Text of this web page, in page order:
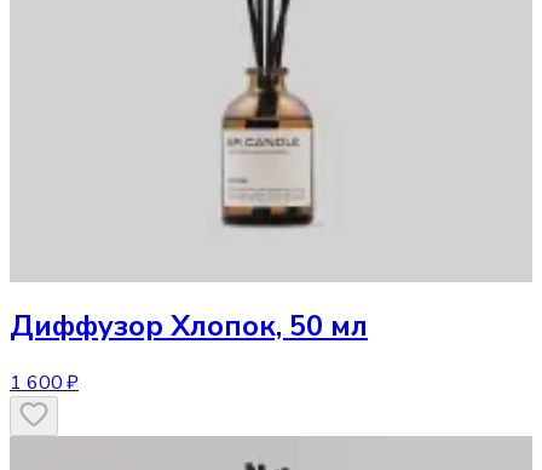
Диффузор Хлопок, 50 мл
1 600 ₽